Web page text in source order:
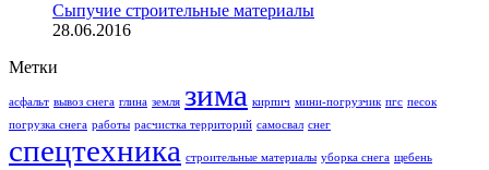
Сыпучие строительные материалы
28.06.2016
Метки
асфальт вывоз снега глина земля зима кирпич мини-погрузчик пгс песок
погрузка снега работы расчистка территорий самосвал снег
спецтехника строительные материалы уборка снега щебень